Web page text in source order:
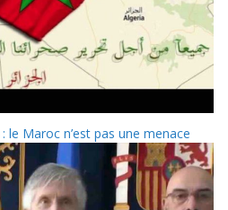
le Maroc n’est pas une menace